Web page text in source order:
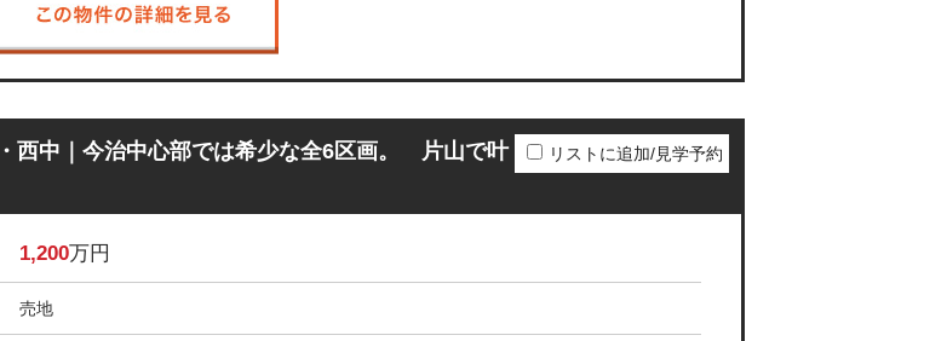
西中｜今治中心部では希少な全6区画。 片山で叶
リストに追加/見学予約
1,200万円
売地